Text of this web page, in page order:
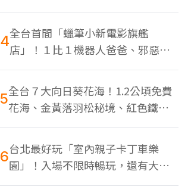
地點曝光
4全台首間「蠟筆小新電影旗艦
店」！１比１機器人爸爸、邪惡正
男，百款周邊買翻
5全台７大向日葵花海！1.2公頃免費
花海、金黃落羽松秘境、紅色鐵橋
同框
6台北最好玩「室內親子卡丁車樂
園」！入場不限時暢玩，還有大螢
幕Switch遊戲區